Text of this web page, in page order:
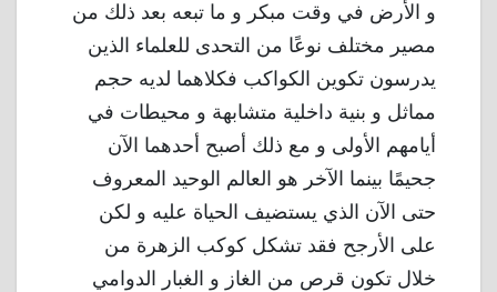
و الأرض في وقت مبكر و ما تبعه بعد ذلك من
مصير مختلف نوعًا من التحدى للعلماء الذين
يدرسون تكوين الكواكب فكلاهما لديه حجم
مماثل و بنية داخلية متشابهة و محيطات في
أيامهم الأولى و مع ذلك أصبح أحدهما الآن
جحيمًا بينما الآخر هو العالم الوحيد المعروف
حتى الآن الذي يستضيف الحياة عليه و لكن
على الأرجح فقد تشكل كوكب الزهرة من
خلال تكون قرص من الغاز و الغبار الدوامي